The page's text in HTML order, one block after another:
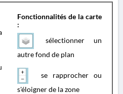
Fonctionnalités de la carte
:
sélectionner un
autre fond de plan
se rapprocher ou
s'éloigner de la zone